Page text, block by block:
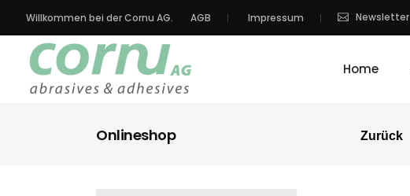
Willkommen bei der Cornu AG. AGB Impressum Newsletter
Home
Onlineshop Zurück